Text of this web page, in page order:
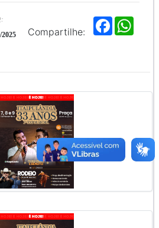
Compartilhe:
F
a